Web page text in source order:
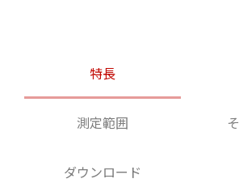
特長
測定範囲
ダウンロード